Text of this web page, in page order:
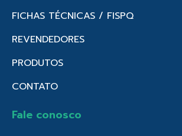
FICHAS TÉCNICAS / FISPQ
REVENDEDORES
PRODUTOS
CONTATO
Fale conosco